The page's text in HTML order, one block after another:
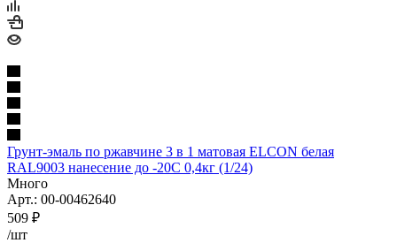
Грунт-эмаль по ржавчине 3 в 1 матовая ELCON белая
RAL9003 нанесение до -20С 0,4кг (1/24)
Много
Арт.: 00-00462640
509 ₽
/шт